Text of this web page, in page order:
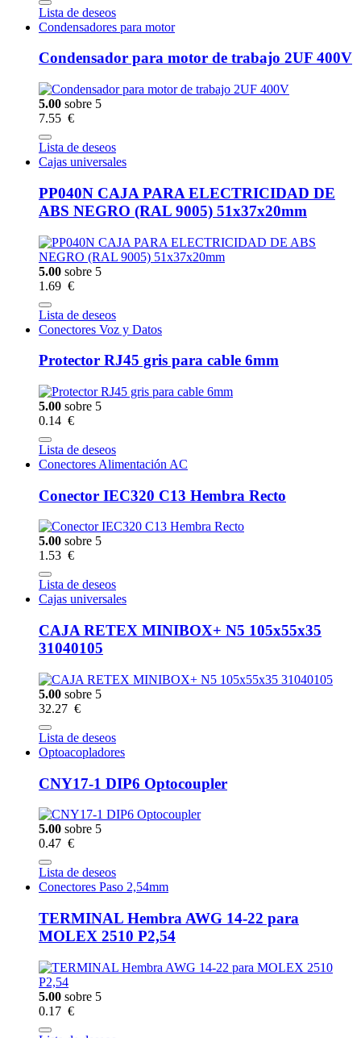
Lista de deseos
Condensadores para motor
Condensador para motor de trabajo 2UF 400V
5.00 sobre 5
7.55 €
Lista de deseos
Cajas universales
PP040N CAJA PARA ELECTRICIDAD DE
ABS NEGRO (RAL 9005) 51x37x20mm
5.00 sobre 5
1.69 €
Lista de deseos
Conectores Voz y Datos
Protector RJ45 gris para cable 6mm
5.00 sobre 5
0.14 €
Lista de deseos
Conectores Alimentación AC
Conector IEC320 C13 Hembra Recto
5.00 sobre 5
1.53 €
Lista de deseos
Cajas universales
CAJA RETEX MINIBOX+ N5 105x55x35
31040105
5.00 sobre 5
32.27 €
Lista de deseos
Optoacopladores
CNY17-1 DIP6 Optocoupler
5.00 sobre 5
0.47 €
Lista de deseos
Conectores Paso 2,54mm
TERMINAL Hembra AWG 14-22 para
MOLEX 2510 P2,54
5.00 sobre 5
0.17 €